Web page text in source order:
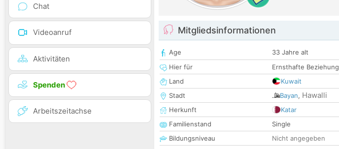
Chat
Videoanruf
Aktivitäten
Spenden
Arbeitszeitachse
Mitgliedsinformationen
Age
33 Jahre alt
Hier für
Ernsthafte Beziehung
Land
Kuwait
Stadt
Bayan, Hawalli
Herkunft
Katar
Familienstand
Single
Bildungsniveau
Nicht angegeben